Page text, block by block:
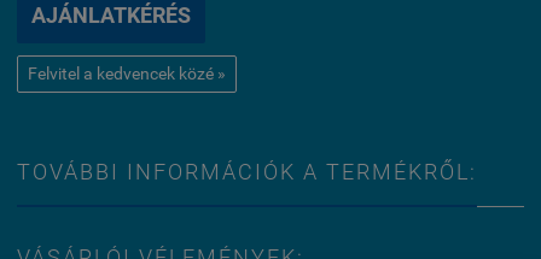
AJÁNLATKÉRÉS
Felvitel a kedvencek közé »
TOVÁBBI INFORMÁCIÓK A TERMÉKRŐL: